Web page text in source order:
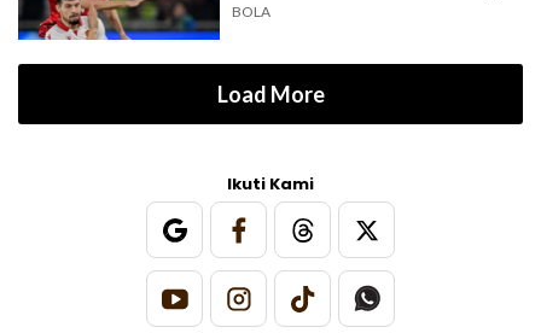
BOLA
Load More
Ikuti Kami